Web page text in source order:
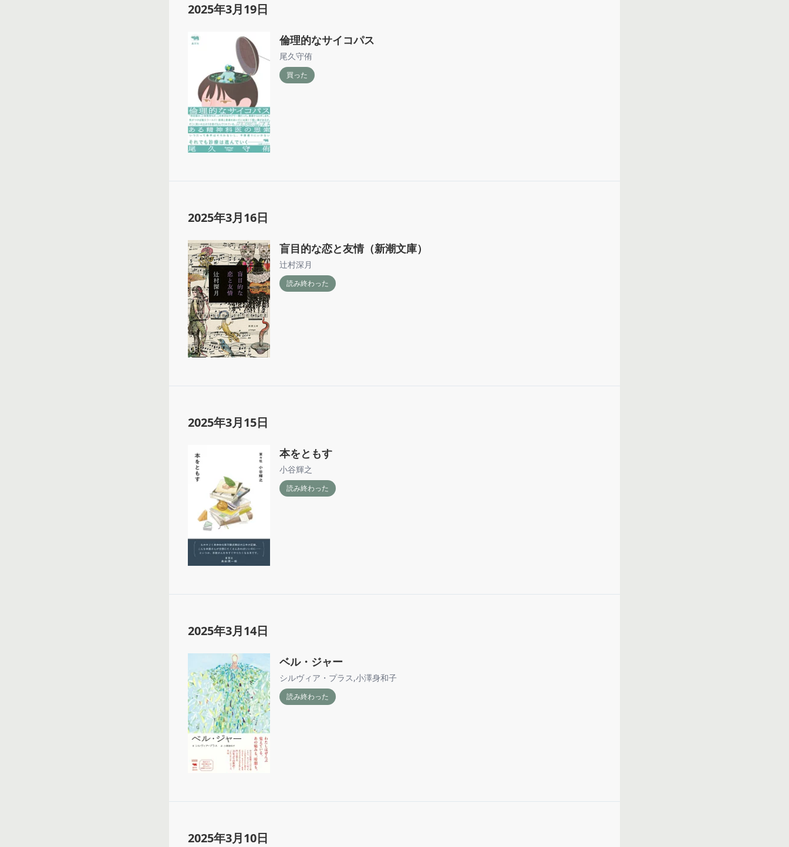
2025年3月19日
倫理的なサイコパス
尾久守侑
買った
2025年3月16日
盲目的な恋と友情（新潮文庫）
辻村深月
読み終わった
2025年3月15日
本をともす
小谷輝之
読み終わった
2025年3月14日
ベル・ジャー
シルヴィア・プラス,小澤身和子
読み終わった
2025年3月10日